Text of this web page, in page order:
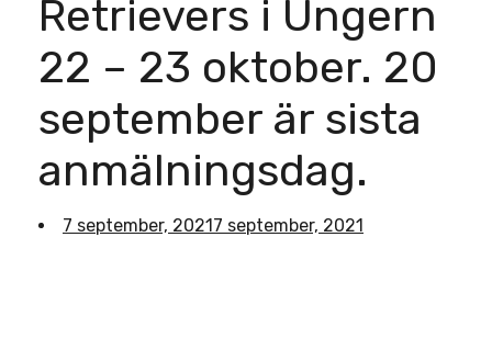
Retrievers i Ungern
22 – 23 oktober. 20
september är sista
anmälningsdag.
7 september, 2021 7 september, 2021